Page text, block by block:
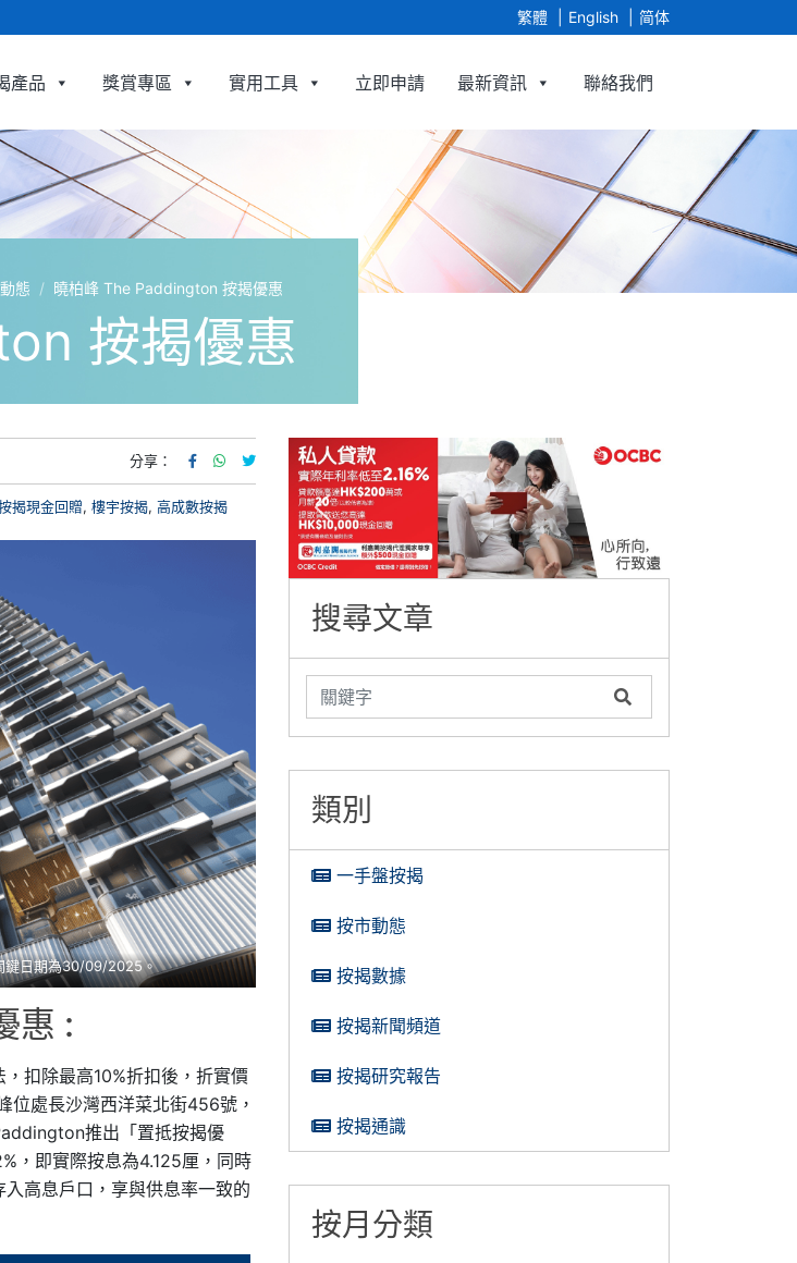
繁體 English 简体
產品 獎賞專區 實用工具 立即申請 最新資訊 聯絡我們
揭代理有限公司 Ricacorp Mortgage Agency Limited
態 / 曉柏峰 The Paddington 按揭優惠
按揭優惠
分享：
揭現金回贈, 樓宇按揭, 高成數按揭
鍵日期為30/09/2025。
惠 :
扣除最高10%折扣後，折實價
處長沙灣西洋菜北街456號，
推出「置抵按揭優
，即實際按息為4.125厘，同時
高息戶口，享與供息率一致的
搜尋文章
類別
一手盤按揭
按市動態
按揭數據
按揭新聞頻道
按揭研究報告
按揭通識
按月分類